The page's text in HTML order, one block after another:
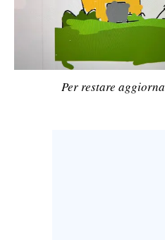
Per restare